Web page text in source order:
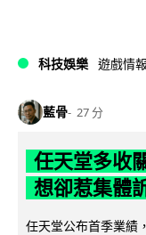
科技娛樂 遊戲情報
藍骨 27 分
任天堂多收
想卻惹集體
任天堂公布首季業績